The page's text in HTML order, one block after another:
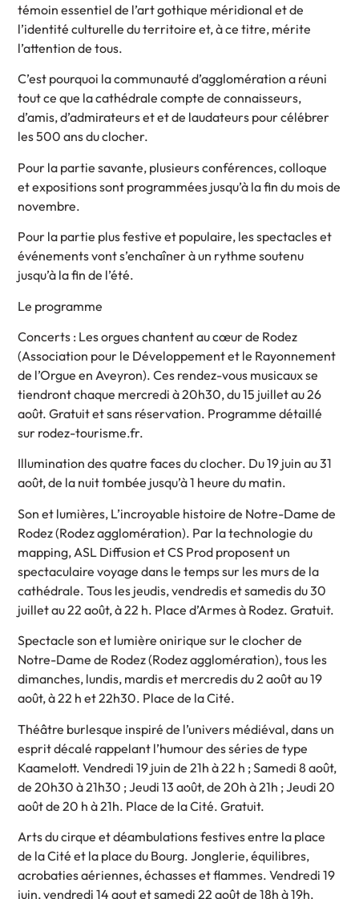
témoin essentiel de l’art gothique méridional et de
l’identité culturelle du territoire et, à ce titre, mérite
l’attention de tous.
C’est pourquoi la communauté d’agglomération a réuni
tout ce que la cathédrale compte de connaisseurs,
d’amis, d’admirateurs et et de laudateurs pour célébrer
les 500 ans du clocher.
Pour la partie savante, plusieurs conférences, colloque
et expositions sont programmées jusqu’à la fin du mois de
novembre.
Pour la partie plus festive et populaire, les spectacles et
événements vont s’enchaîner à un rythme soutenu
jusqu’à la fin de l’été.
Le programme
Concerts : Les orgues chantent au cœur de Rodez
(Association pour le Développement et le Rayonnement
de l’Orgue en Aveyron). Ces rendez-vous musicaux se
tiendront chaque mercredi à 20h30, du 15 juillet au 26
août. Gratuit et sans réservation. Programme détaillé
sur rodez-tourisme.fr.
Illumination des quatre faces du clocher. Du 19 juin au 31
août, de la nuit tombée jusqu’à 1 heure du matin.
Son et lumières, L’incroyable histoire de Notre-Dame de
Rodez (Rodez agglomération). Par la technologie du
mapping, ASL Diffusion et CS Prod proposent un
spectaculaire voyage dans le temps sur les murs de la
cathédrale. Tous les jeudis, vendredis et samedis du 30
juillet au 22 août, à 22 h. Place d’Armes à Rodez. Gratuit.
Spectacle son et lumière onirique sur le clocher de
Notre-Dame de Rodez (Rodez agglomération), tous les
dimanches, lundis, mardis et mercredis du 2 août au 19
août, à 22 h et 22h30. Place de la Cité.
Théâtre burlesque inspiré de l’univers médiéval, dans un
esprit décalé rappelant l’humour des séries de type
Kaamelott. Vendredi 19 juin de 21h à 22 h ; Samedi 8 août,
de 20h30 à 21h30 ; Jeudi 13 août, de 20h à 21h ; Jeudi 20
août de 20 h à 21h. Place de la Cité. Gratuit.
Arts du cirque et déambulations festives entre la place
de la Cité et la place du Bourg. Jonglerie, équilibres,
acrobaties aériennes, échasses et flammes. Vendredi 19
juin, vendredi 14 aout et samedi 22 août de 18h à 19h.